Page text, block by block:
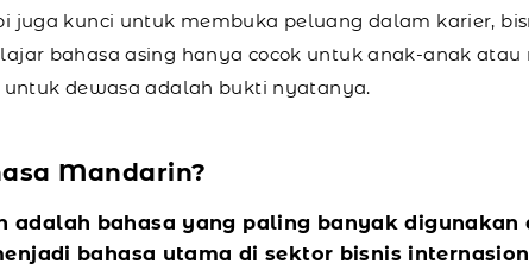
kunci untuk membuka peluang dalam karier,
bahasa asing hanya cocok untuk anak-anak atau
dewasa adalah bukti nyatanya.
Mandarin?
adalah bahasa yang paling banyak digunakan
bahasa utama di sektor bisnis